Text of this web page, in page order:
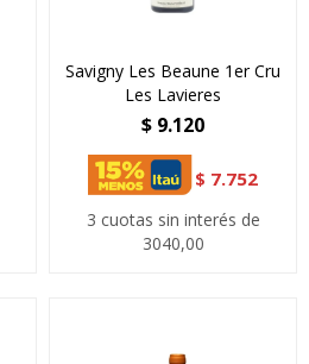
Savigny Les Beaune 1er Cru
Les Lavieres
$ 9.120
$ 7.752
3 cuotas sin interés de
3040,00